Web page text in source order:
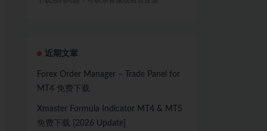
近期文章
Forex Order Manager – Trade Panel for
MT4 免费下载
Xmaster Formula Indicator MT4 & MT5
免费下载 [2026 Update]